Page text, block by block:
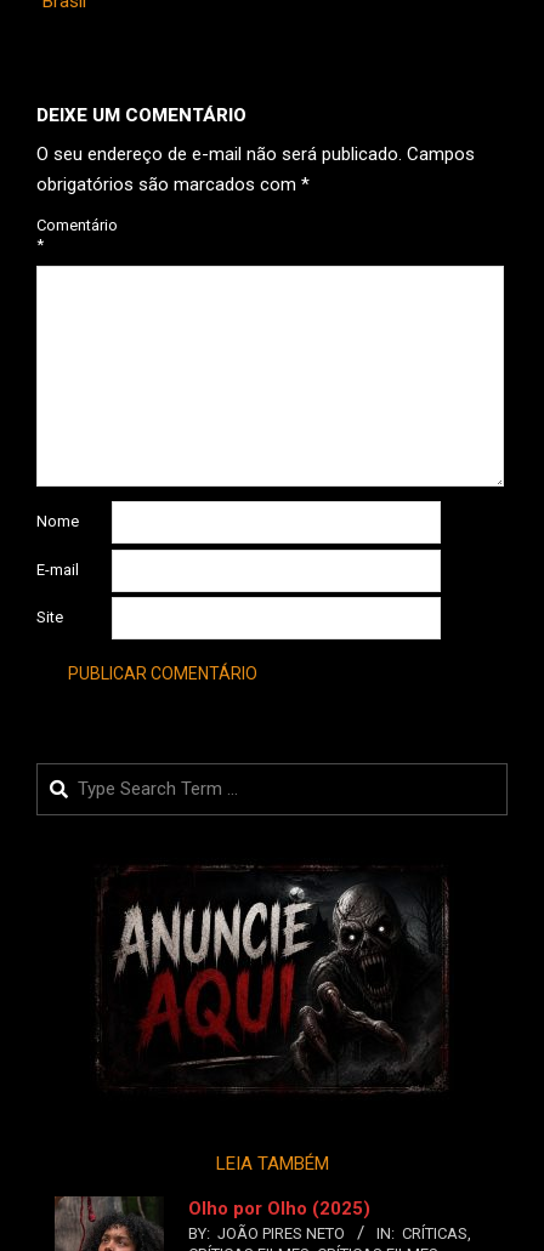
DEIXE UM COMENTÁRIO
O seu endereço de e-mail não será publicado. Campos
obrigatórios são marcados com *
Comentário
*
Nome
E-mail
Site
Search
LEIA TAMBÉM
Olho por Olho (2025)
BY: JOÃO PIRES NETO IN: CRÍTICAS